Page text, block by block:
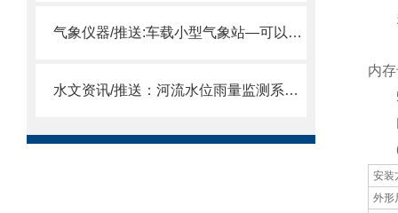
气象仪器/推送:车载小型气象站—可以轻松地到达各种监测点
水文资讯/推送：河流水位雨量监测系统—非接触式测量的水文监测仪器设备
多
内
5.
6.
安装
外形